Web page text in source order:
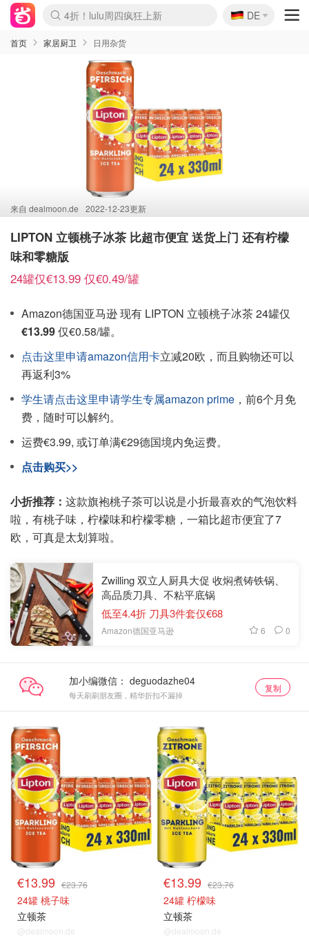
Boticinal 夏促开抢！
4折！lulu周四疯狂上新
还没结束！&OtherStories大促
Joybuy变相75折 随时失效
速领！Stanley独家85折
疑似霸哥！Camper额外叠85折
Zalando 奥莱闪促！每日更新
Moncler反季囤！5折起+叠9折
Coach Brooklyn仅€192
🇩🇪
DE
首页 家居厨卫 日用杂货
来自 dealmoon.de 2022-12-23更新
LIPTON 立顿桃子冰茶 比超市便宜 送货上门 还有柠檬
味和零糖版
24罐仅€13.99 仅€0.49/罐
Amazon德国亚马逊 现有 LIPTON 立顿桃子冰茶 24罐仅
€13.99仅€0.58/罐。
点击这里申请amazon信用卡立减20欧，而且购物还可以
再返利3%
学生请点击这里申请学生专属amazon prime ，前6个月免
费，随时可以解约。
运费€3.99, 或订单满€29德国境内免运费。
点击购买>>
小折推荐： 这款旗袍桃子茶可以说是小折最喜欢的气泡饮料
啦，有桃子味，柠檬味和柠檬零糖，一箱比超市便宜了7
欧，可真是太划算啦。
Zwilling 双立人厨具大促 收焖煮铸铁锅、
高品质刀具、不粘平底锅
低至4.4折 刀具3件套仅€68
Amazon德国亚马逊 6 0
加小编微信：
每天刷刷朋友圈，精华折扣不漏掉
复制
€13.99 €23.76
24罐 桃子味
立顿茶
@dealmoon.de
€13.99 €23.76
24罐 柠檬味
立顿茶
@dealmoon.de